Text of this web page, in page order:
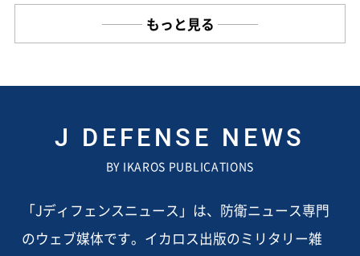
もっと見る
J DEFENSE NEWS
BY IKAROS PUBLICATIONS
「Jディフェンスニュース」は、防衛ニュース専門
のウェブ媒体です。イカロス出版のミリタリー雑